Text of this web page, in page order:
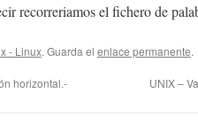
recorreriamos el fichero de
- Linux. Guarda el enlace permanente.
horizontal.- UNIX –